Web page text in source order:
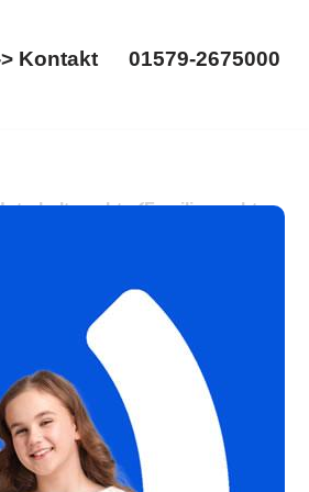
Kontakt 01579-2675000
✓Familienrecht,